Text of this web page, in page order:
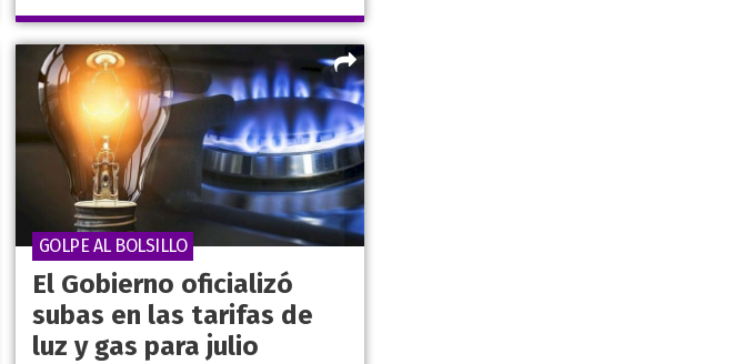
El Gobierno oficializó
subas en las tarifas de
luz y gas para julio
GOLPE AL BOLSILLO